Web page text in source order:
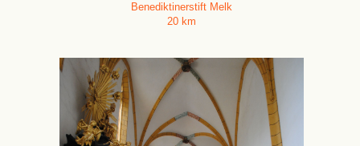
Benediktinerstift Melk
20 km